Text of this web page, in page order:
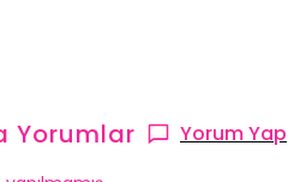
Yorumlar Yorum Yap